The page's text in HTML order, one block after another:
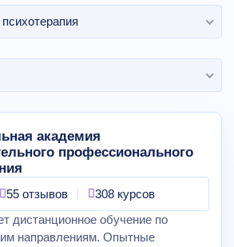
академия
профессионального
55 отзывов
308 курсов
дистанционное обучение по
направлениям. Опытные